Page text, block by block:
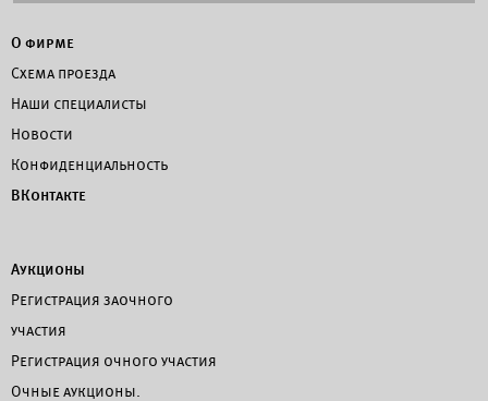
О фирме
Схема проезда
Наши специалисты
Новости
Конфиденциальность
ВКонтакте
Аукционы
Регистрация заочного
участия
Регистрация очного участия
Очные аукционы.